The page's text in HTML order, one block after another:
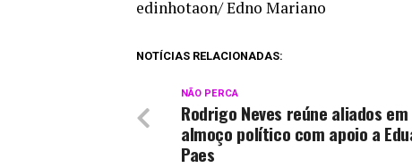
edinhotaon/ Edno Mariano
NOTÍCIAS RELACIONADAS:
NÃO PERCA
Rodrigo Neves reúne aliados em
almoço político com apoio a
Paes